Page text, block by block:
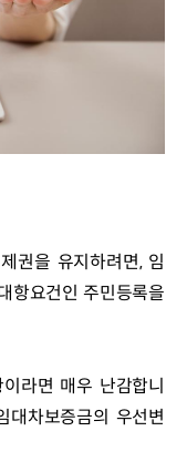
권을 유지하려면, 임
항요건인 주민등록을
라면 매우 난감합니
대차보증금의 우선변